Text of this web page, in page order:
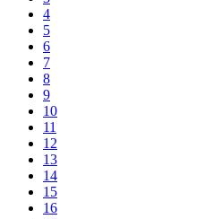
4
5
6
7
8
9
10
11
12
13
14
15
16